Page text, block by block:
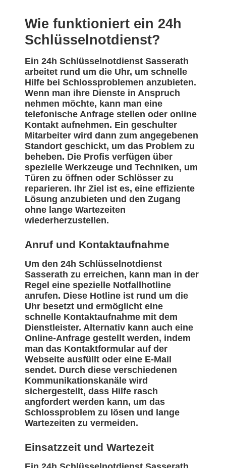
Wie funktioniert ein 24h
Schlüsselnotdienst?
Ein 24h Schlüsselnotdienst Sasserath
arbeitet rund um die Uhr, um schnelle
Hilfe bei Schlossproblemen anzubieten.
Wenn man ihre Dienste in Anspruch
nehmen möchte, kann man eine
telefonische Anfrage stellen oder online
Kontakt aufnehmen. Ein geschulter
Mitarbeiter wird dann zum angegebenen
Standort geschickt, um das Problem zu
beheben. Die Profis verfügen über
spezielle Werkzeuge und Techniken, um
Türen zu öffnen oder Schlösser zu
reparieren. Ihr Ziel ist es, eine effiziente
Lösung anzubieten und den Zugang
ohne lange Wartezeiten
wiederherzustellen.
Anruf und Kontaktaufnahme
Um den 24h Schlüsselnotdienst
Sasserath zu erreichen, kann man in der
Regel eine spezielle Notfallhotline
anrufen. Diese Hotline ist rund um die
Uhr besetzt und ermöglicht eine
schnelle Kontaktaufnahme mit dem
Dienstleister. Alternativ kann auch eine
Online-Anfrage gestellt werden, indem
man das Kontaktformular auf der
Webseite ausfüllt oder eine E-Mail
sendet. Durch diese verschiedenen
Kommunikationskanäle wird
sichergestellt, dass Hilfe rasch
angfordert werden kann, um das
Schlossproblem zu lösen und lange
Wartezeiten zu vermeiden.
Einsatzzeit und Wartezeit